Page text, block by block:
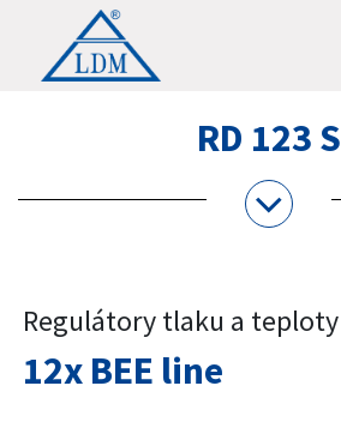
RD 123 S
Regulátory tlaku a teploty
12x BEE line